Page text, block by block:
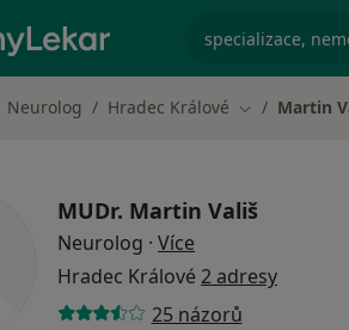
specializace,
Neurolog Hradec Králové Změna města
Martin
MUDr. Martin Vališ
Neurolog · Více
Hradec Králové 2 adresy
25 názorů